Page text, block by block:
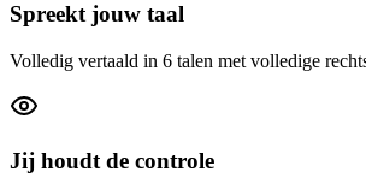
Spreekt jouw taal
Volledig vertaald in 6 talen met volledige
Jij houdt de controle